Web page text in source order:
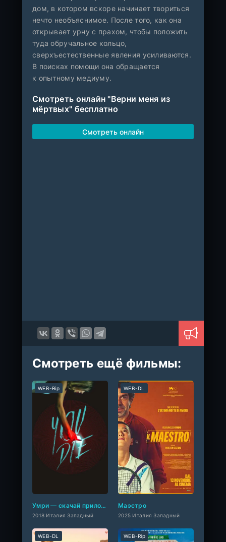
дом, в котором вскоре начинает твориться
нечто необъяснимое. После того, как она
открывает урну с прахом, чтобы положить
туда обручальное кольцо,
сверхъестественные явления усиливаются.
В поисках помощи она обращается
к опытному медиуму.
Смотреть онлайн "Верни меня из
мёртвых" бесплатно
Смотреть онлайн
Смотреть ещё фильмы:
Умри — скачай приложение и умри
2018 Италия Западный
WEB-Rip
Маэстро
2025 Италия Западный
WEB-DL
WEB-DL WEB-Rip